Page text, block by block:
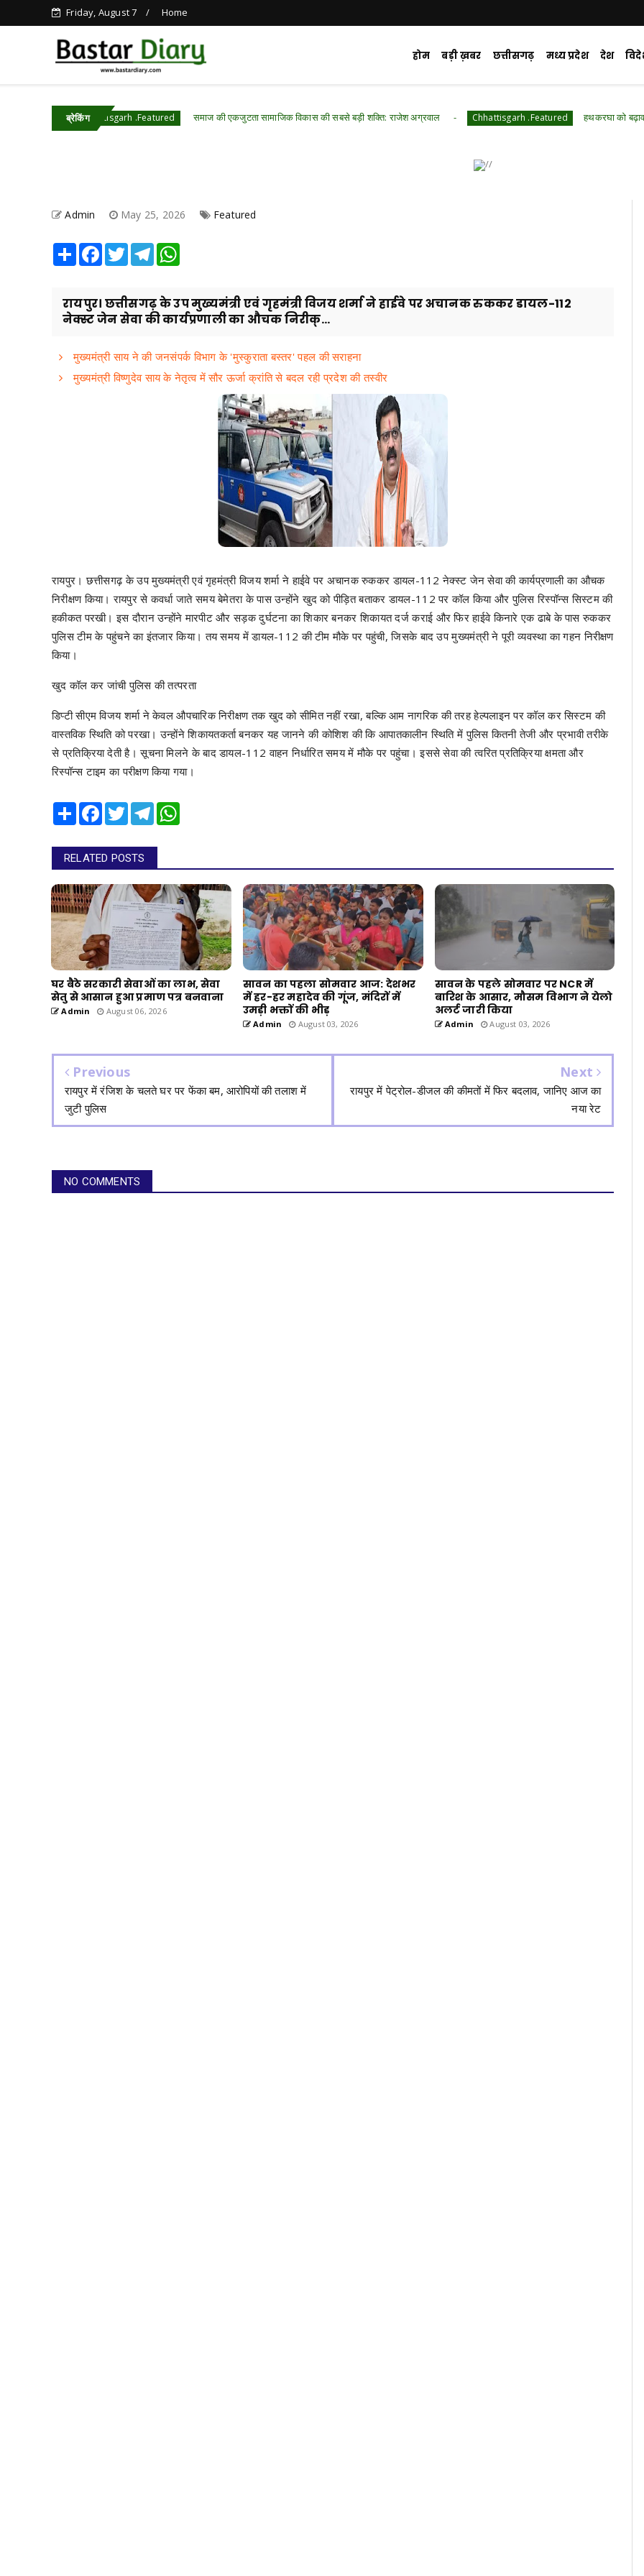
Friday, August 7 Home
होम बड़ी ख़बर छत्तीसगढ़ मध्य प्रदेश देश
ब्रेकिंग
Chhattisgarh .Featured समाज की एकजुटता सामाजिक विकास की सबसे बड़ी शक्ति: राजेश अग्रवाल Chhattisgarh .Featured हथकरघा को बढ़ावा देने की अपील,
Admin May 25, 2026 Featured
Share Facebook
TwitterTelegram
रायपुर। छत्तीसगढ़ के उप मुख्यमंत्री एवं गृहमंत्री विजय शर्मा ने हाईवे पर अचानक रुककर डायल-112
नेक्स्ट जेन सेवा की कार्यप्रणाली का औचक निरीक्...
मुख्यमंत्री साय ने की जनसंपर्क विभाग के 'मुस्कुराता बस्तर' पहल की सराहना
मुख्यमंत्री विष्णुदेव साय के नेतृत्व में सौर ऊर्जा क्रांति से बदल रही प्रदेश की तस्वीर
रायपुर। छत्तीसगढ़ के उप मुख्यमंत्री एवं गृहमंत्री विजय शर्मा ने हाईवे पर अचानक रुककर डायल-112 नेक्स्ट जेन सेवा की कार्यप्रणाली का औचक
निरीक्षण किया। रायपुर से कवर्धा जाते समय बेमेतरा के पास उन्होंने खुद को पीड़ित बताकर डायल-112 पर कॉल किया और पुलिस रिस्पॉन्स सिस्टम की
हकीकत परखी। इस दौरान उन्होंने मारपीट और सड़क दुर्घटना का शिकार बनकर शिकायत दर्ज कराई और फिर हाईवे किनारे एक ढाबे के पास रुककर
पुलिस टीम के पहुंचने का इंतजार किया। तय समय में डायल-112 की टीम मौके पर पहुंची, जिसके बाद उप मुख्यमंत्री ने पूरी व्यवस्था का गहन निरीक्षण
किया।
खुद कॉल कर जांची पुलिस की तत्परता
डिप्टी सीएम विजय शर्मा ने केवल औपचारिक निरीक्षण तक खुद को सीमित नहीं रखा, बल्कि आम नागरिक की तरह हेल्पलाइन पर कॉल कर सिस्टम की
वास्तविक स्थिति को परखा। उन्होंने शिकायतकर्ता बनकर यह जानने की कोशिश की कि आपातकालीन स्थिति में पुलिस कितनी तेजी और प्रभावी तरीके
से प्रतिक्रिया देती है। सूचना मिलने के बाद डायल-112 वाहन निर्धारित समय में मौके पर पहुंचा। इससे सेवा की त्वरित प्रतिक्रिया क्षमता और
रिस्पॉन्स टाइम का परीक्षण किया गया।
Share Facebook
TwitterTelegram
RELATED POSTS
घर बैठे सरकारी सेवाओं का लाभ, सेवा
सेतु से आसान हुआ प्रमाण पत्र बनवाना
Admin August 06, 2026
सावन का पहला सोमवार आज: देशभर
में हर-हर महादेव की गूंज, मंदिरों में
उमड़ी भक्तों की भीड़
Admin August 03, 2026
सावन के पहले सोमवार पर NCR में
बारिश के आसार, मौसम विभाग ने येलो
अलर्ट जारी किया
Admin August 03, 2026
Previous
रायपुर में रंजिश के चलते घर पर फेंका बम, आरोपियों की तलाश में
जुटी पुलिस
Next
रायपुर में पेट्रोल-डीजल की कीमतों में फिर बदलाव, जानिए आज का
नया रेट
NO COMMENTS